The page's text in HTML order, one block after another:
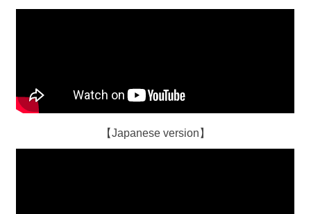
【Japanese version】